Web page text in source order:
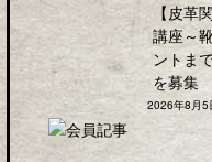
【皮革
講座～
ントま
を募集
2026年8月5